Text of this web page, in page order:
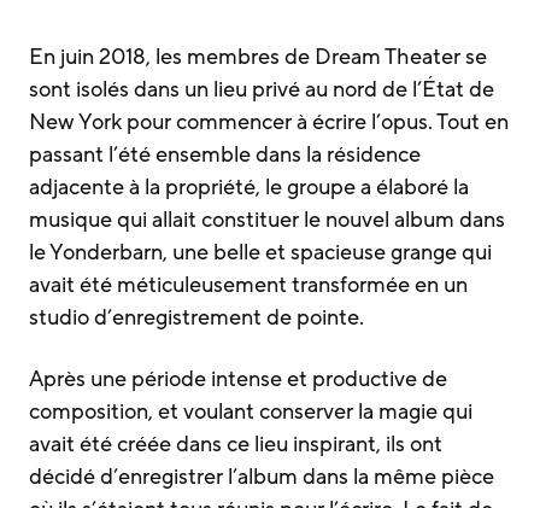
En juin 2018, les membres de Dream Theater se
sont isolés dans un lieu privé au nord de l’État de
New York pour commencer à écrire l’opus. Tout en
passant l’été ensemble dans la résidence
adjacente à la propriété, le groupe a élaboré la
musique qui allait constituer le nouvel album dans
le Yonderbarn, une belle et spacieuse grange qui
avait été méticuleusement transformée en un
studio d’enregistrement de pointe.
Après une période intense et productive de
composition, et voulant conserver la magie qui
avait été créée dans ce lieu inspirant, ils ont
décidé d’enregistrer l’album dans la même pièce